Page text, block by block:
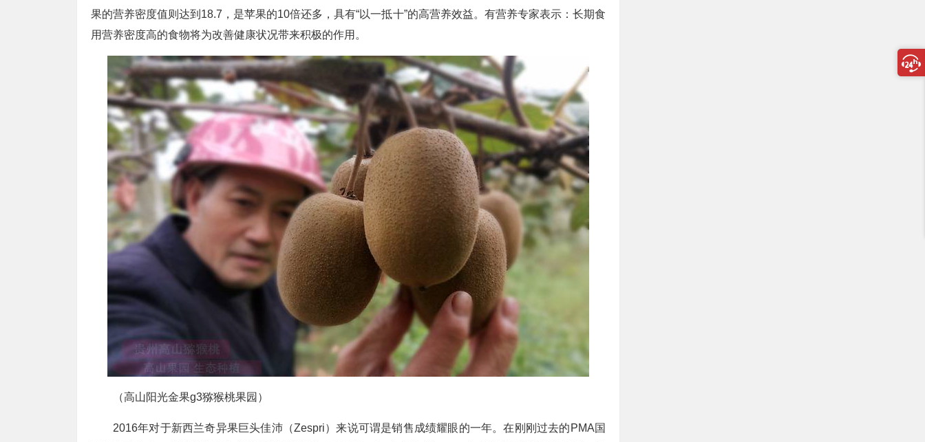
果的营养密度值则达到18.7，是苹果的10倍还多，具有“以一抵十”的高营养效益。有营养专家表示：长期食
用营养密度高的食物将为改善健康状况带来积极的作用。
（高山阳光金果g3猕猴桃果园）
2016年对于新西兰奇异果巨头佳沛（Zespri）来说可谓是销售成绩耀眼的一年。在刚刚过去的PMA国